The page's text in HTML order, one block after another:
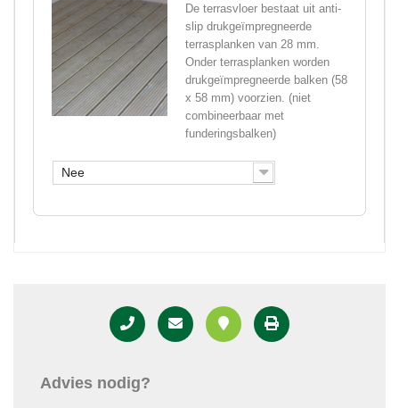
De terrasvloer bestaat uit anti-
slip drukgeïmpregneerde
terrasplanken van 28 mm.
Onder terrasplanken worden
drukgeïmpregneerde balken (58
x 58 mm) voorzien. (niet
combineerbaar met
funderingsbalken)
Nee
Advies nodig?